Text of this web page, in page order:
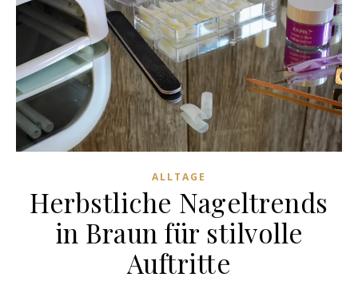
ALLTAGE
Herbstliche Nageltrends
in Braun für stilvolle
Auftritte